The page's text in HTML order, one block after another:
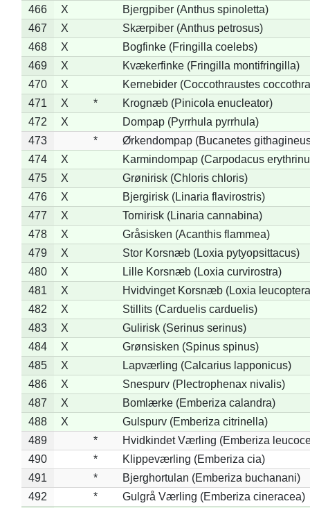
466
X
Bjergpiber (Anthus spinoletta)
467
X
Skærpiber (Anthus petrosus)
468
X
Bogfinke (Fringilla coelebs)
469
X
Kvækerfinke (Fringilla montifringilla)
470
X
Kernebider (Coccothraustes
471
X *
Krognæb (Pinicola enucleator)
472
X
Dompap (Pyrrhula pyrrhula)
473
*
Ørkendompap (Bucanetes
474
X
Karmindompap (Carpodacus
475
X
Grønirisk (Chloris chloris)
476
X
Bjergirisk (Linaria flavirostris)
477
X
Tornirisk (Linaria cannabina)
478
X
Gråsisken (Acanthis flammea)
479
X
Stor Korsnæb (Loxia pytyopsittacus)
480
X
Lille Korsnæb (Loxia curvirostra)
481
X
Hvidvinget Korsnæb (Loxia
482
X
Stillits (Carduelis carduelis)
483
X
Gulirisk (Serinus serinus)
484
X
Grønsisken (Spinus spinus)
485
X
Lapværling (Calcarius lapponicus)
486
X
Snespurv (Plectrophenax nivalis)
487
X
Bomlærke (Emberiza calandra)
488
X
Gulspurv (Emberiza citrinella)
489
*
Hvidkindet Værling (Emberiza
490
*
Klippeværling (Emberiza cia)
491
*
Bjerghortulan (Emberiza buchanani)
492
* Gulgrå Værling (Emberiza cineracea)